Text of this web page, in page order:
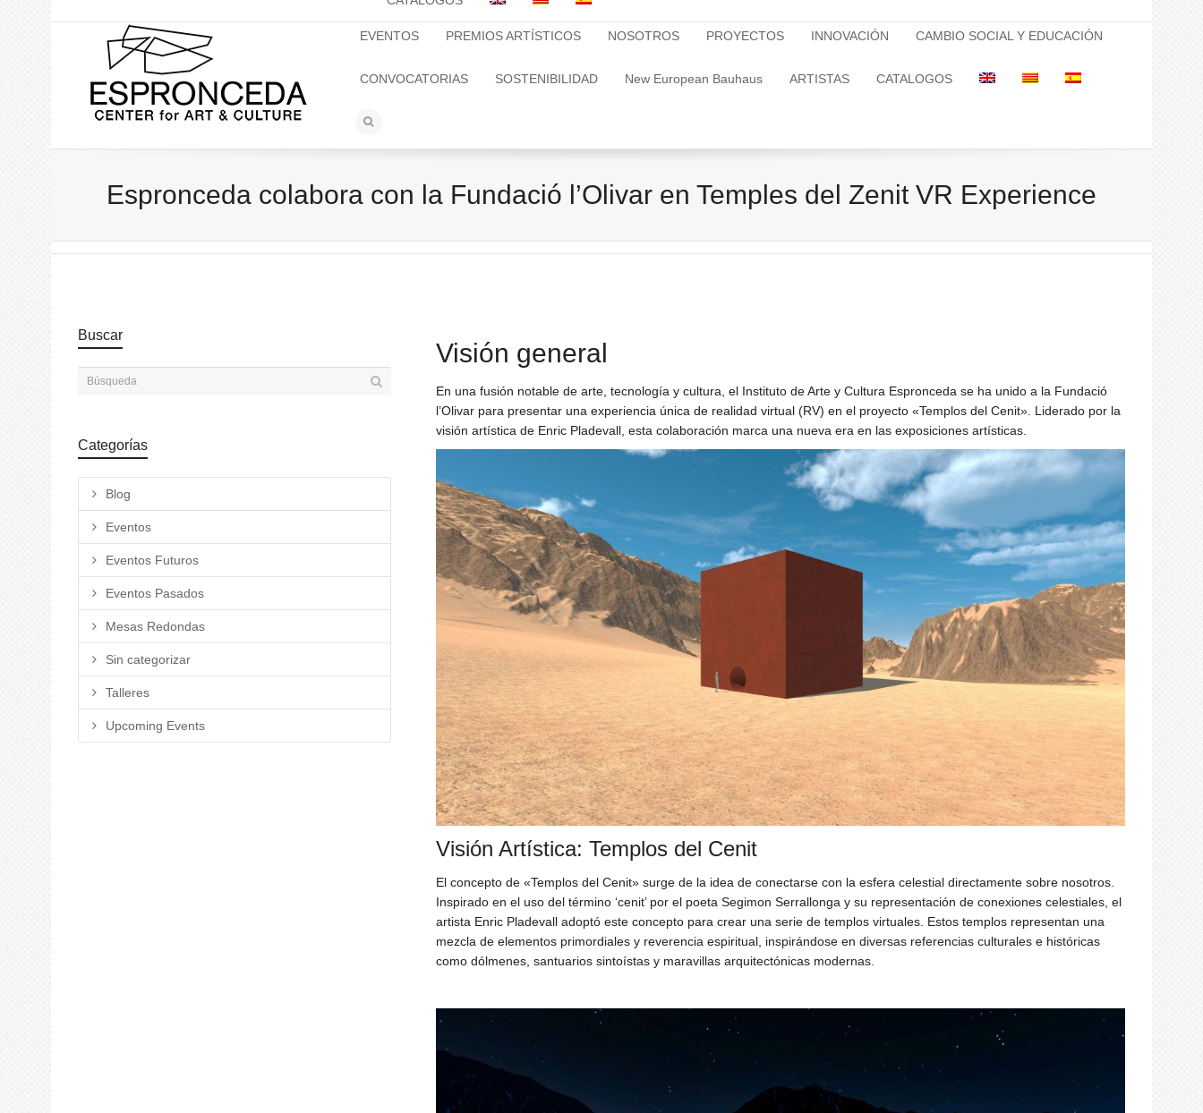
EVENTOS PREMIOS ARTÍSTICOS NOSOTROS PROYECTOS INNOVACIÓN CAMBIO SOCIAL Y EDUCACIÓN
CONVOCATORIAS SOSTENIBILIDAD New European Bauhaus ARTISTAS CATALOGOS
Espronceda colabora con la Fundació l’Olivar en Temples del Zenit VR Experience
Visión general
En una fusión notable de arte, tecnología y cultura, el Instituto de Arte y Cultura Espronceda se ha unido a la Fundació
l’Olivar para presentar una experiencia única de realidad virtual (RV) en el proyecto «Templos del Cenit». Liderado por la
visión artística de Enric Pladevall, esta colaboración marca una nueva era en las exposiciones artísticas.
Visión Artística: Templos del Cenit
El concepto de «Templos del Cenit» surge de la idea de conectarse con la esfera celestial directamente sobre nosotros.
Inspirado en el uso del término ‘cenit’ por el poeta Segimon Serrallonga y su representación de conexiones celestiales, el
artista Enric Pladevall adoptó este concepto para crear una serie de templos virtuales. Estos templos representan una
mezcla de elementos primordiales y reverencia espiritual, inspirándose en diversas referencias culturales e históricas
como dólmenes, santuarios sintoístas y maravillas arquitectónicas modernas.
Buscar
Categorías
Blog
Eventos
Eventos Futuros
Eventos Pasados
Mesas Redondas
Sin categorizar
Talleres
Upcoming Events